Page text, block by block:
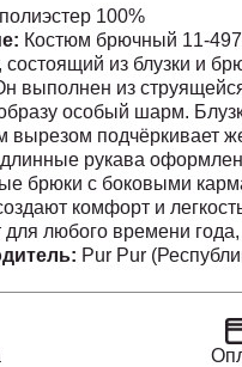
полиэстер 100%
Костюм брючный 11-
состоящий из блузки и
выполнен из
особый шарм.
вырезом подчёркивает
рукава
брюки с боковыми
комфорт и
для любого времени года,
для рабочих
Pur Pur